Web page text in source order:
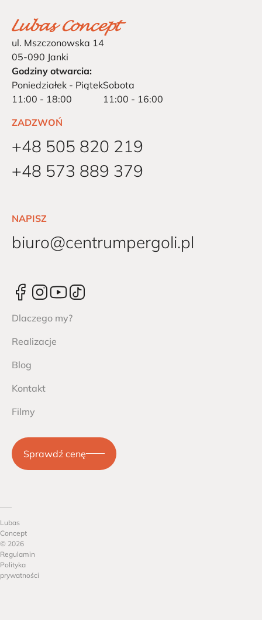
ul. Mszczonowska 14
05-090 Janki
Godziny otwarcia:
Poniedziałek - Piątek
11:00 - 18:00
Sobota
11:00 - 16:00
ZADZWOŃ
+48 505 820 219
+48 573 889 379
NAPISZ
biuro@centrumpergoli.pl
Dlaczego my?
Realizacje
Blog
Kontakt
Filmy
Sprawdź cenę
Lubas
Concept
© 2026
Polityka
prywatności
Regulamin